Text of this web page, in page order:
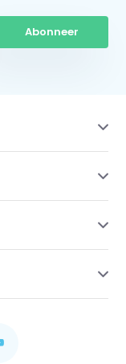
Abonneer